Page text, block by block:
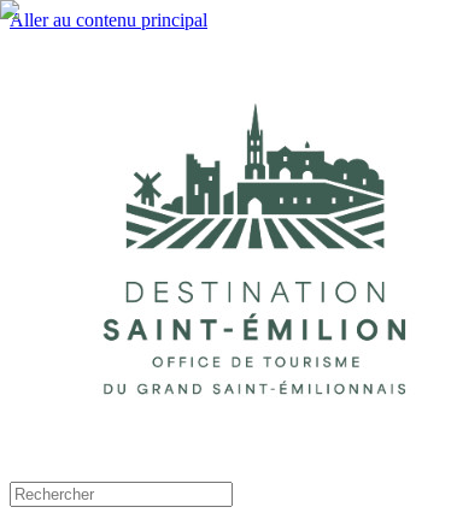
Aller au contenu principal